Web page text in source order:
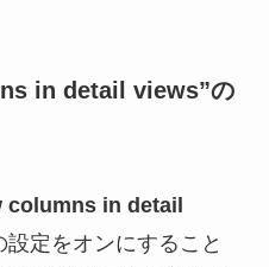
in detail views”の
columns in detail
定をオンにすること